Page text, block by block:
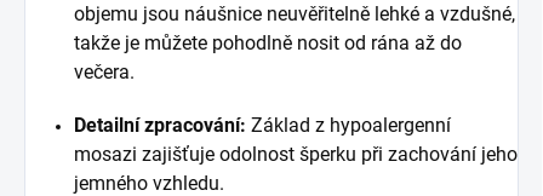
objemu jsou náušnice neuvěřitelně lehké a vzdušné,
takže je můžete pohodlně nosit od rána až do
večera.
Detailní zpracování: Základ z hypoalergenní
mosazi zajišťuje odolnost šperku při zachování jeho
jemného vzhledu.